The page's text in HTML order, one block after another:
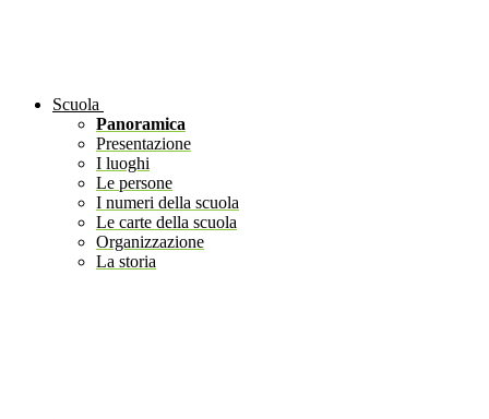
Scuola
Panoramica
Presentazione
I luoghi
Le persone
I numeri della scuola
Le carte della scuola
Organizzazione
La storia